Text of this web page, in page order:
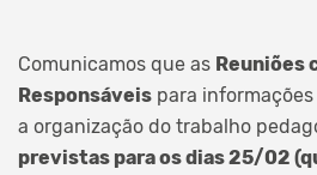
Comunicamos que as Reuniões
Responsáveis para
a organização do trabalho
previstas para os dias 25/02